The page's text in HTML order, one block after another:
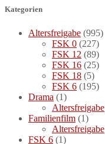
Kategorien
Altersfreigabe (995)
FSK 0 (227)
FSK 12 (89)
FSK 16 (25)
FSK 18 (5)
FSK 6 (195)
Drama (1)
Altersfreigabe
Familienfilm (1)
Altersfreigabe
FSK 6 (1)